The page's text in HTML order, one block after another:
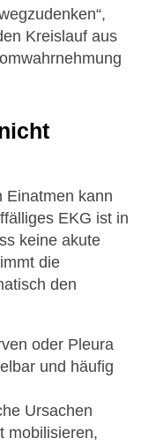
Kreislauf aus
Einatmen kann
EKG ist in
keine akute
die
den
oder Pleura
und häufig
Ursachen
mobilisieren,